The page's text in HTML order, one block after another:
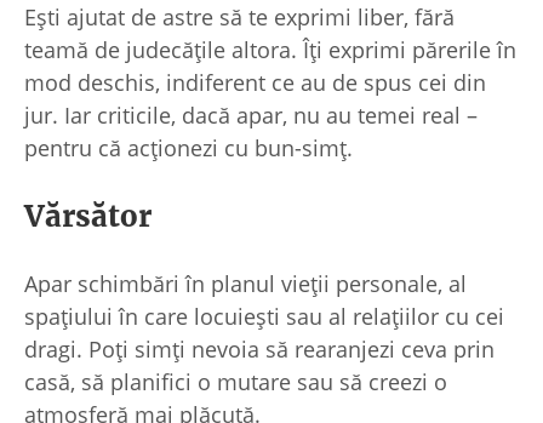
Ești ajutat de astre să te exprimi liber, fără
teamă de judecățile altora. Îți exprimi părerile în
mod deschis, indiferent ce au de spus cei din
jur. Iar criticile, dacă apar, nu au temei real –
pentru că acționezi cu bun-simț.
Vărsător
Apar schimbări în planul vieții personale, al
spațiului în care locuiești sau al relațiilor cu cei
dragi. Poți simți nevoia să rearanjezi ceva prin
casă, să planifici o mutare sau să creezi o
atmosferă mai plăcută.